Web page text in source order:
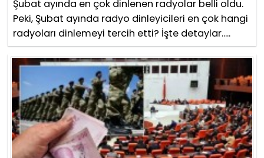
Şubat ayında en çok dinlenen radyolar belli oldu.
Peki, Şubat ayında radyo dinleyicileri en çok hangi
radyoları dinlemeyi tercih etti? İşte detaylar.....